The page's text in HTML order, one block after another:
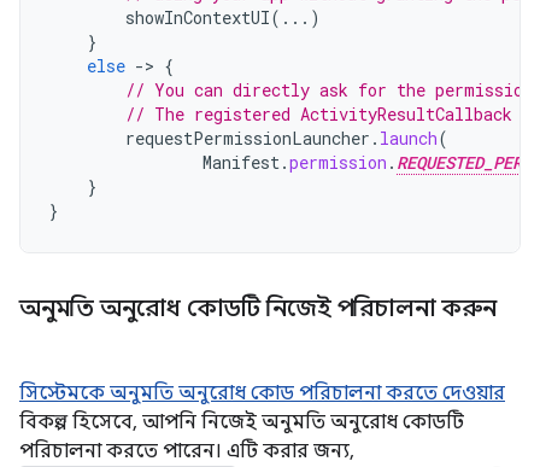
showInContextUI(...)
}
else -> {
// You can directly ask for the
// The registered ActivityResultCallback
requestPermissionLauncher . launch(
Manifest.permission .
}
}
অনুমতি অনুরোধ কোডটি নিজেই পরিচালনা করুন
সিস্টেমকে অনুমতি অনুরোধ কোড পরিচালনা করতে দেওয়ার
বিকল্প হিসেবে, আপনি নিজেই অনুমতি অনুরোধ কোডটি
পরিচালনা করতে পারেন। এটি করার জন্য,